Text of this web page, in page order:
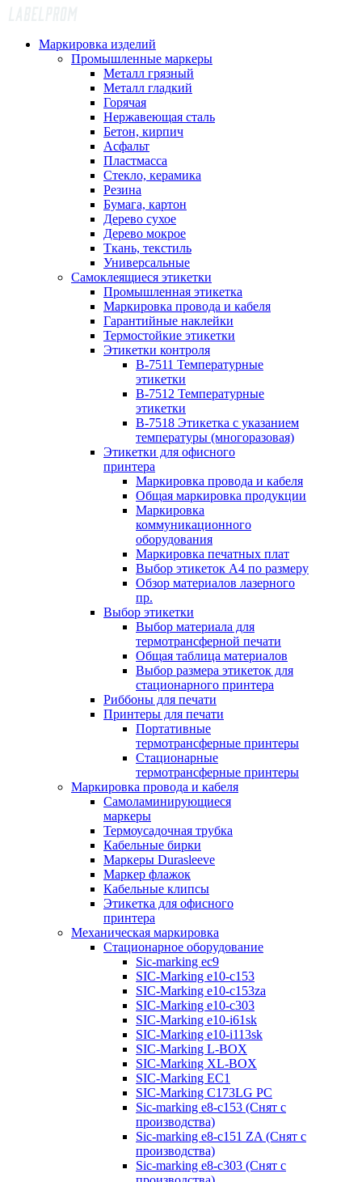
Маркировка изделий
Промышленные маркеры
Металл грязный
Металл гладкий
Горячая
Нержавеющая сталь
Бетон, кирпич
Асфальт
Пластмасса
Стекло, керамика
Резина
Бумага, картон
Дерево сухое
Дерево мокрое
Ткань, текстиль
Универсальные
Самоклеящиеся этикетки
Промышленная этикетка
Маркировка провода и кабеля
Гарантийные наклейки
Термостойкие этикетки
Этикетки контроля
B-7511 Температурные
этикетки
B-7512 Температурные
этикетки
B-7518 Этикетка с указанием
температуры (многоразовая)
Этикетки для офисного
принтера
Маркировка провода и кабеля
Общая маркировка продукции
Маркировка
коммуникационного
оборудования
Маркировка печатных плат
Выбор этикеток А4 по размеру
Обзор материалов лазерного
пр.
Выбор этикетки
Выбор материала для
термотрансферной печати
Общая таблица материалов
Выбор размера этикеток для
стационарного принтера
Риббоны для печати
Принтеры для печати
Портативные
термотрансферные принтеры
Стационарные
термотрансферные принтеры
Маркировка провода и кабеля
Самоламинирующиеся
маркеры
Термоусадочная трубка
Кабельные бирки
Маркеры Durasleeve
Маркер флажок
Кабельные клипсы
Этикетка для офисного
принтера
Механическая маркировка
Стационарное оборудование
Sic-marking ec9
SIC-Marking e10-c153
SIC-Marking e10-c153za
SIC-Marking e10-c303
SIC-Marking e10-i61sk
SIC-Marking e10-i113sk
SIC-Marking L-BOX
SIC-Marking XL-BOX
SIC-Marking EC1
SIC-Marking C173LG PC
Sic-marking e8-c153 (Снят с
производства)
Sic-marking e8-c151 ZA (Снят с
производства)
Sic-marking e8-c303 (Снят с